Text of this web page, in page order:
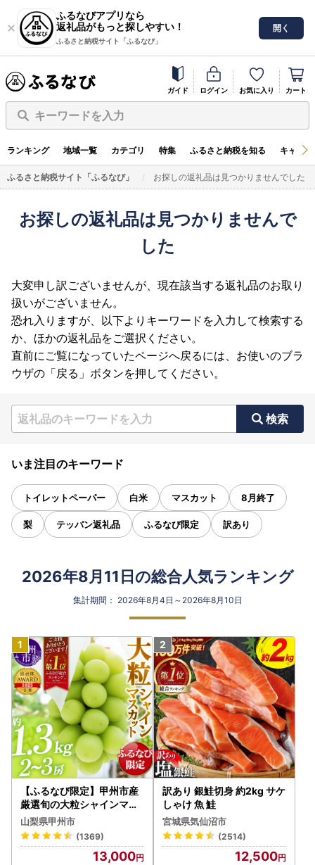
ふるなびアプリなら
返礼品がもっと探しやすい！
ふるさと納税サイト「ふるなび」
開く
ガイド ログイン お気に入り カート
キーワードを入力
ランキング 地域一覧 カテゴリ 特集 ふるさと納税を知る キャン
ふるさと納税サイト「ふるなび」 お探しの返礼品は見つかりませんでした
お探しの返礼品は見つかりませんで
した
大変申し訳ございませんが、現在該当する返礼品のお取り
扱いがございません。
恐れ入りますが、以下よりキーワードを入力して検索する
か、ほかの返礼品をご選択ください。
直前にご覧になっていたページへ戻るには、お使いのブラ
ウザの「戻る」ボタンを押してください。
検索
いま注目のキーワード
トイレットペーパー 白米 マスカット 8月終了
梨 テッパン返礼品 ふるなび限定 訳あり
2026年8月11日の総合人気ランキング
集計期間： 2026年8月4日～2026年8月10日
【ふるなび限定】甲州市産
厳選旬の大粒シャインマス
カット 約1.3kg 2～3房【2
026年発送】（MG）B12-
472 FN-Limited-VO シャ
インマスカット フルーツ
山梨県甲州市
(1369)
13,000
訳あり 銀鮭切身 約2kg サケ
しゃけ 魚 鮭
宮城県気仙沼市
(2514)
12,500